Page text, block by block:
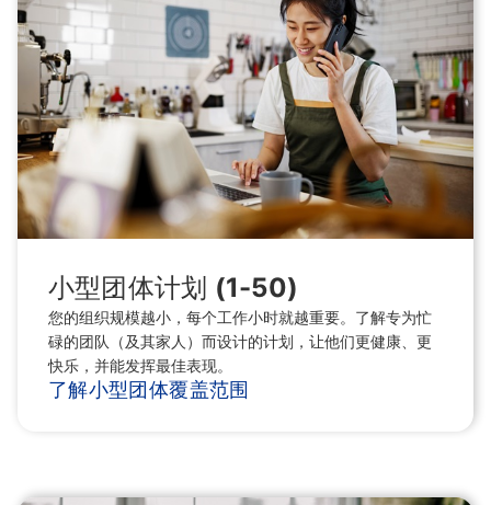
小型团体计划 (1-50)
您的组织规模越小，每个工作小时就越重要。了解专为忙
碌的团队（及其家人）而设计的计划，让他们更健康、更
快乐，并能发挥最佳表现。
了解小型团体覆盖范围